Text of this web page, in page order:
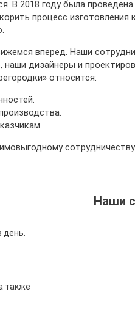
В 2018 году была
процесс
вперед. Наши
наши дизайнеры и
относится:
день.
также
Наши